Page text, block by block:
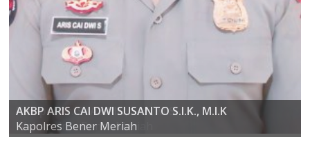
AKBP ARIS CAI DWI SUSANTO S.I.K., M.I.K
Kapolres Bener Meriah
Kompol Dr. SYABIRIN, S.H., M.SI